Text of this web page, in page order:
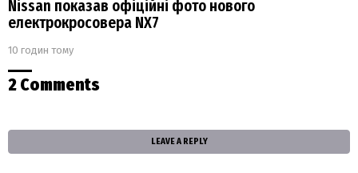
Nissan показав офіційні фото нового
електрокросовера NX7
10 годин тому
2 Comments
LEAVE A REPLY